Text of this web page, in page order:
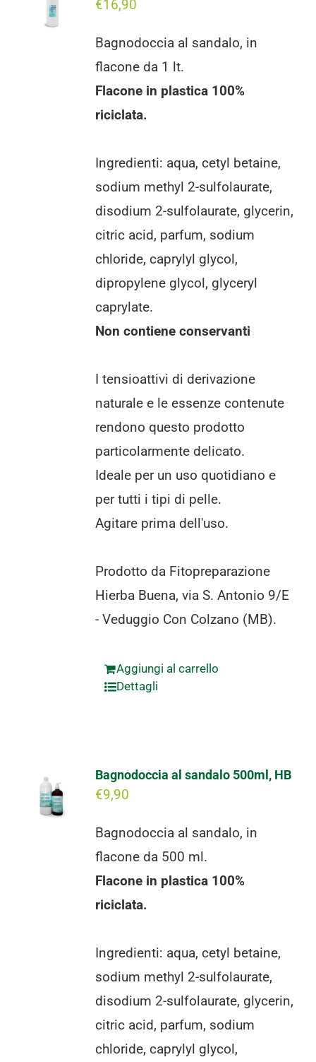
€16,90
Bagnodoccia al sandalo, in
flacone da 1 lt.
Flacone in plastica 100%
riciclata.
Ingredienti: aqua, cetyl betaine,
sodium methyl 2-sulfolaurate,
disodium 2-sulfolaurate, glycerin,
citric acid, parfum, sodium
chloride, caprylyl glycol,
dipropylene glycol, glyceryl
caprylate.
Non contiene conservanti
I tensioattivi di derivazione
naturale e le essenze contenute
rendono questo prodotto
particolarmente delicato.
Ideale per un uso quotidiano e
per tutti i tipi di pelle.
Agitare prima dell'uso.
Prodotto da Fitopreparazione
Hierba Buena, via S. Antonio 9/E
- Veduggio Con Colzano (MB).
Aggiungi al carrello
Dettagli
Bagnodoccia al sandalo 500ml, HB
€9,90
Bagnodoccia al sandalo, in
flacone da 500 ml.
Flacone in plastica 100%
riciclata.
Ingredienti: aqua, cetyl betaine,
sodium methyl 2-sulfolaurate,
disodium 2-sulfolaurate, glycerin,
citric acid, parfum, sodium
chloride, caprylyl glycol,